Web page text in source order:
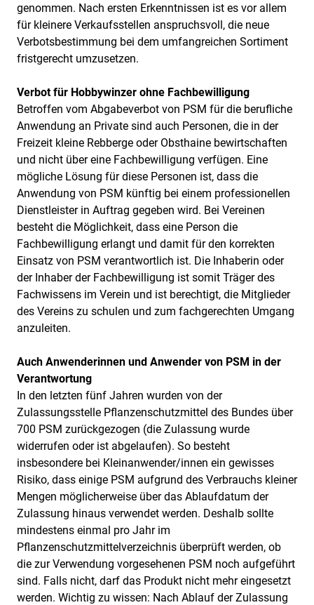
genommen. Nach ersten Erkenntnissen ist es vor allem
für kleinere Verkaufsstellen anspruchsvoll, die neue
Verbotsbestimmung bei dem umfangreichen Sortiment
fristgerecht umzusetzen.
Verbot für Hobbywinzer ohne Fachbewilligung
Betroffen vom Abgabeverbot von PSM für die berufliche
Anwendung an Private sind auch Personen, die in der
Freizeit kleine Rebberge oder Obsthaine bewirtschaften
und nicht über eine Fachbewilligung verfügen. Eine
mögliche Lösung für diese Personen ist, dass die
Anwendung von PSM künftig bei einem professionellen
Dienstleister in Auftrag gegeben wird. Bei Vereinen
besteht die Möglichkeit, dass eine Person die
Fachbewilligung erlangt und damit für den korrekten
Einsatz von PSM verantwortlich ist. Die Inhaberin oder
der Inhaber der Fachbewilligung ist somit Träger des
Fachwissens im Verein und ist berechtigt, die Mitglieder
des Vereins zu schulen und zum fachgerechten Umgang
anzuleiten.
Auch Anwenderinnen und Anwender von PSM in der
Verantwortung
In den letzten fünf Jahren wurden von der
Zulassungsstelle Pflanzenschutzmittel des Bundes über
700 PSM zurückgezogen (die Zulassung wurde
widerrufen oder ist abgelaufen). So besteht
insbesondere bei Kleinanwender/innen ein gewisses
Risiko, dass einige PSM aufgrund des Verbrauchs kleiner
Mengen möglicherweise über das Ablaufdatum der
Zulassung hinaus verwendet werden. Deshalb sollte
mindestens einmal pro Jahr im
Pflanzenschutzmittelverzeichnis überprüft werden, ob
die zur Verwendung vorgesehenen PSM noch aufgeführt
sind. Falls nicht, darf das Produkt nicht mehr eingesetzt
werden. Wichtig zu wissen: Nach Ablauf der Zulassung